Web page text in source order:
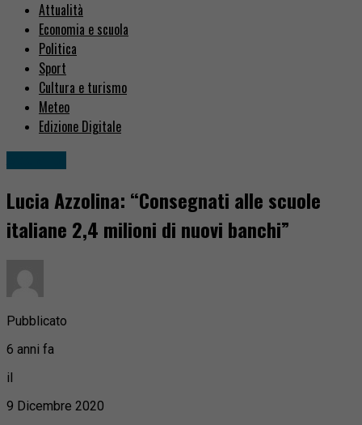
Attualità
Economia e scuola
Politica
Sport
Cultura e turismo
Meteo
Edizione Digitale
Lucia Azzolina: “Consegnati alle scuole
italiane 2,4 milioni di nuovi banchi”
Pubblicato
6 anni fa
il
9 Dicembre 2020